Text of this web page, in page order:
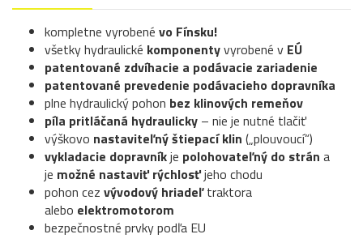
kompletne vyrobené vo Fínsku!
všetky hydraulické komponentyvyrobené v EÚ
patentované zdvíhacie a podávacie zariadenie
patentované prevedenie podávacieho dopravníka
plne hydraulický pohon bez klinových remeňov
píla pritláčaná hydraulicky – nie je nutné tlačiť
výškovo nastaviteľný štiepací klin („plouvoucí“)
vykladacie dopravníkje polohovateľný do strán a
je možné nastaviť rýchlosťjeho chodu
pohon cez vývodový hriadeľtraktora
alebo elektromotorom
bezpečnostné prvky podľa EU